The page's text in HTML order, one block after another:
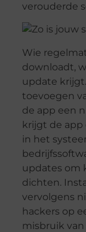
verouderde
Wie
downloadt,
update
toevoegen
de app een
krijgt de
in het
updates om
dichten.
vervolgens
hackers op
misbruik